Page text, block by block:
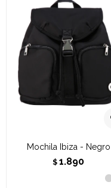
Mochila Ibiza - Negro
$ 1.890